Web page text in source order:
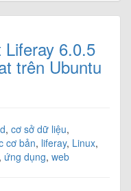
6.0.5
trên Ubuntu
, cơ sở dữ liệu,
cơ bản, liferay, Linux,
, ứng dụng, web